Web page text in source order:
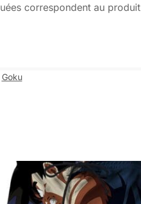
correspondent au produit
Goku